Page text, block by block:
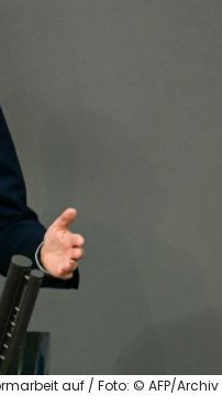
auf / Foto: © AFP/Archiv